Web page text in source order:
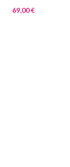
69,00€